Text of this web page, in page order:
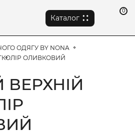
Каталог
0
ОДЯГУ BY NONA
КОЛІР ОЛИВКОВИЙ